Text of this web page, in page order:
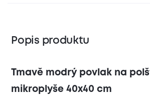
Popis produktu
Tmavě modrý povlak na
mikroplyše 40x40 cm